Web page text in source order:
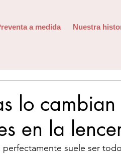
a medida Nuestra
lo
en la
suele ser